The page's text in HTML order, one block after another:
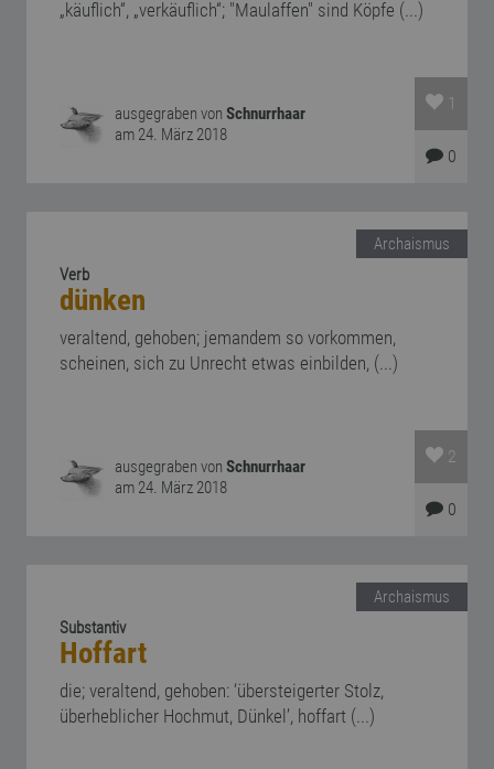
„käuflich“, „verkäuflich“; "Maulaffen" sind Köpfe (...)
ausgegraben vonSchnurrhaar
am 24. März 2018
1
0
Archaismus
Verb
dünken
veraltend, gehoben; jemandem so vorkommen,
scheinen, sich zu Unrecht etwas einbilden, (...)
ausgegraben vonSchnurrhaar
am 24. März 2018
2
0
Archaismus
Substantiv
Hoffart
die; veraltend, gehoben: ‘übersteigerter Stolz,
überheblicher Hochmut, Dünkel’, hoffart (...)